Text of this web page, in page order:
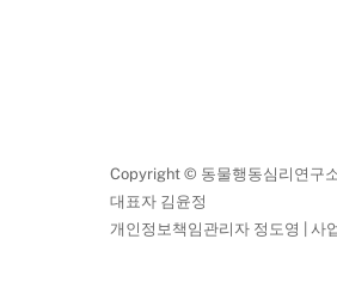
Copyright © 동물행동심리연구
대표자 김윤정
개인정보책임관리자 정도영 |